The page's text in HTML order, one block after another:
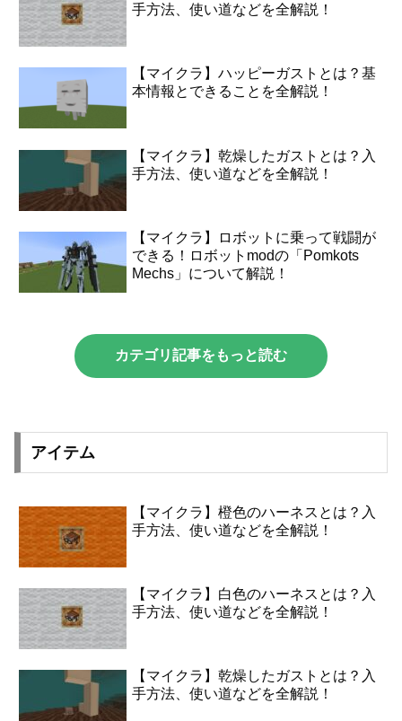
手方法、使い道などを全解説！
【マイクラ】ハッピーガストとは？基
本情報とできることを全解説！
【マイクラ】乾燥したガストとは？入
手方法、使い道などを全解説！
【マイクラ】ロボットに乗って戦闘が
できる！ロボットmodの「Pomkots
Mechs」について解説！
カテゴリ記事をもっと読む
アイテム
【マイクラ】橙色のハーネスとは？入
手方法、使い道などを全解説！
【マイクラ】白色のハーネスとは？入
手方法、使い道などを全解説！
【マイクラ】乾燥したガストとは？入
手方法、使い道などを全解説！